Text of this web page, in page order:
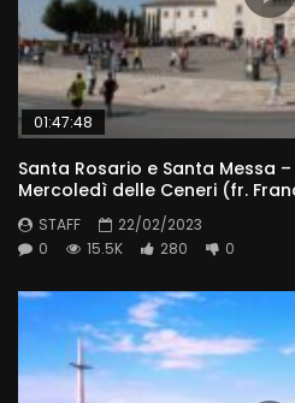
01:47:48
Santa Rosario e Santa Messa
Mercoledì delle Ceneri (fr.
STAFF
22/02/2023
0
15.5K 280 0